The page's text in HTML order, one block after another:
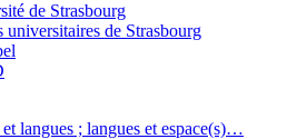
langues ; langues et espace(s)…